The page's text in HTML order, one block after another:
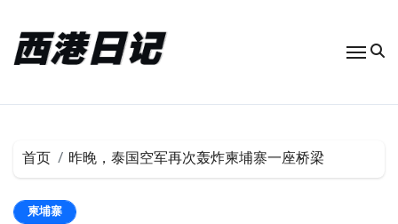
首页 昨晚，泰国空军再次轰炸柬埔寨一座桥梁
柬埔寨